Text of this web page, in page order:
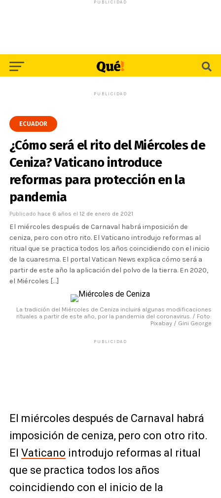
PUBLICIDAD
PUBLICIDAD
ECUADOR
¿Cómo será el rito del Miércoles de
Ceniza? Vaticano introduce
reformas para protección en la
pandemia
Publicado hace 6 años el 12 de enero de 2021
El miércoles después de Carnaval habrá imposición de
ceniza, pero con otro rito. El Vaticano introdujo reformas al
ritual que se practica todos los años coincidiendo con el inicio
de la cuaresma. El portal Vatican News explica cómo será a
partir de este año la aplicación del polvo de la tierra. En 2020,
el Miércoles […]
La tradición del Miércoles de Ceniza incluirá algunas modificaciones
rituales a partir de este año, por la pandemia del coronavirus. / Foto:
Pixabay / Gini George
PUBLICIDAD
El miércoles después de Carnaval habrá
imposición de ceniza, pero con otro rito.
El Vaticano introdujo reformas al ritual
que se practica todos los años
coincidiendo con el inicio de la